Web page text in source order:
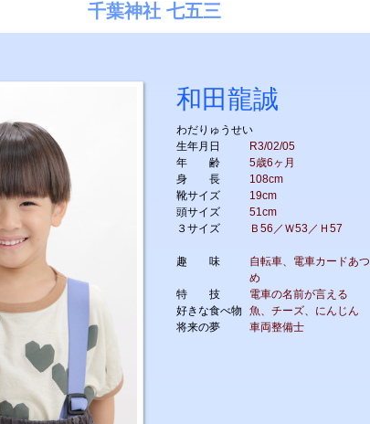
千葉神社 七五三
和田龍誠
わだりゅうせい
生年月日
R3/02/05
年 齢
5歳6ヶ月
身 長
108cm
靴サイズ
19cm
頭サイズ
51cm
３サイズ
Ｂ56／Ｗ53／Ｈ57
趣 味
自転車、電車カードあつ
め
特 技
電車の名前が言える
好きな食べ物
魚、チーズ、にんじん
将来の夢
車両整備士